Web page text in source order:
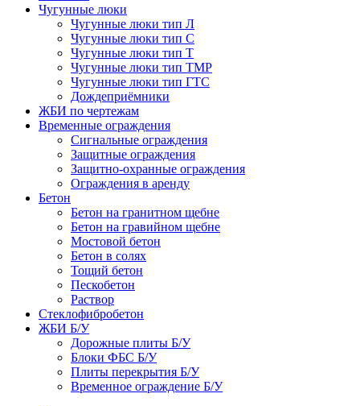
Чугунные люки
Чугунные люки тип Л
Чугунные люки тип С
Чугунные люки тип Т
Чугунные люки тип ТМР
Чугунные люки тип ГТС
Дождеприёмники
ЖБИ по чертежам
Временные ограждения
Сигнальные ограждения
Защитные ограждения
Защитно-охранные ограждения
Ограждения в аренду
Бетон
Бетон на гранитном щебне
Бетон на гравийном щебне
Мостовой бетон
Бетон в солях
Тощий бетон
Пескобетон
Раствор
Стеклофибробетон
ЖБИ Б/У
Дорожные плиты Б/У
Блоки ФБС Б/У
Плиты перекрытия Б/У
Временное ограждение Б/У